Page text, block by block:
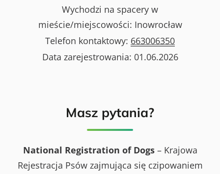
Wychodzi na spacery w
mieście/miejscowości: Inowrocław
Telefon kontaktowy: 663006350
Data zarejestrowania: 01.06.2026
Masz pytania?
National Registration of Dogs– Krajowa
Rejestracja Psów zajmująca się czipowaniem